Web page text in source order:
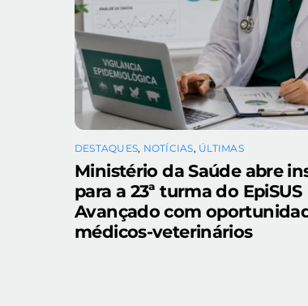
DESTAQUES, NOTÍCIAS, ÚLTIMAS
Ministério da Saúde abre
para a 23ª turma do EpiSUS
Avançado com
médicos-veterinários